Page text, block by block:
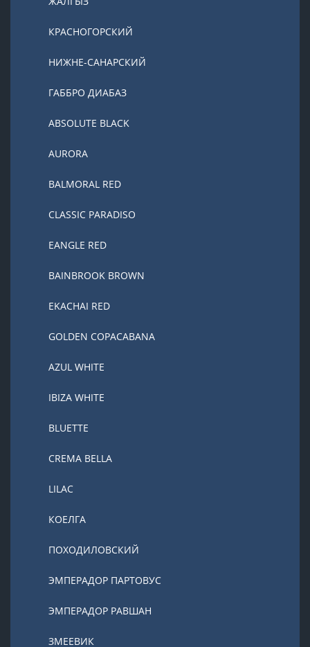
КРАСНОГОРСКИЙ
НИЖНЕ-САНАРСКИЙ
ГАББРО ДИАБАЗ
ABSOLUTE BLACK
AURORA
BALMORAL RED
CLASSIC PARADISO
EANGLE RED
BAINBROOK BROWN
EKACHAI RED
GOLDEN COPACABANA
AZUL WHITE
IBIZA WHITE
BLUETTE
CREMA BELLA
LILAC
КОЕЛГА
ПОХОДИЛОВСКИЙ
ЭМПЕРАДОР ПАРТОВУС
ЭМПЕРАДОР РАВШАН
ЗМЕЕВИК